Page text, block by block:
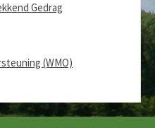
Gedrag
(WMO)